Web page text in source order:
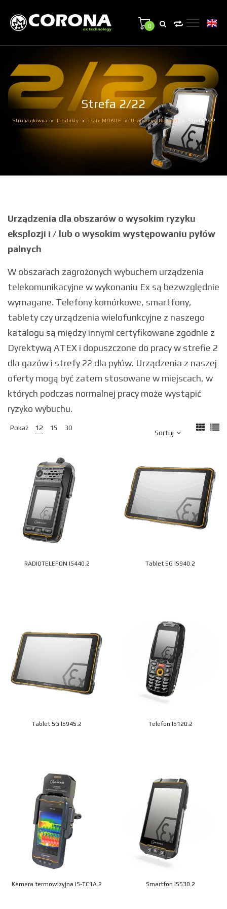
0
Strefa 2/22
Strona główna > Produkty > i.safe MOBILE > Urządzenia dla stref Strefa 2/22
Urządzenia dla obszarów o wysokim ryzyku
eksplozji i / lub o wysokim występowaniu pyłów
palnych
W obszarach zagrożonych wybuchem urządzenia
telekomunikacyjne w wykonaniu Ex są bezwzględnie
wymagane. Telefony komórkowe, smartfony,
tablety czy urządzenia wielofunkcyjne z naszego
katalogu są między innymi certyfikowane zgodnie z
Dyrektywą ATEX i dopuszczone do pracy w strefie 2
dla gazów i strefy 22 dla pyłów. Urządzenia z naszej
oferty mogą być zatem stosowane w miejscach, w
których podczas normalnej pracy może wystąpić
ryzyko wybuchu.
Pokaż 12 15 30
Sortuj
RADIOTELEFON IS440.2 Tablet 5G IS940.2
Tablet 5G IS945.2 Telefon IS120.2
Kamera termowizyjna IS-TC1A.2 Smartfon IS530.2